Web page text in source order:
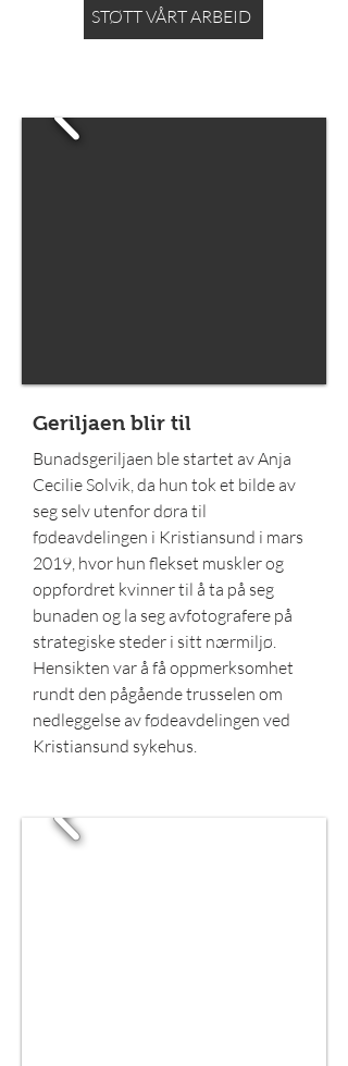
STØTT VÅRT ARBEID
Geriljaen blir til
Bunadsgeriljaen ble startet av Anja
Cecilie Solvik, da hun tok et bilde av
seg selv utenfor døra til
fødeavdelingen i Kristiansund i mars
2019, hvor hun flekset muskler og
oppfordret kvinner til å ta på seg
bunaden og la seg avfotografere på
strategiske steder i sitt nærmiljø.
Hensikten var å få oppmerksomhet
rundt den pågående trusselen om
nedleggelse av fødeavdelingen ved
Kristiansund sykehus.